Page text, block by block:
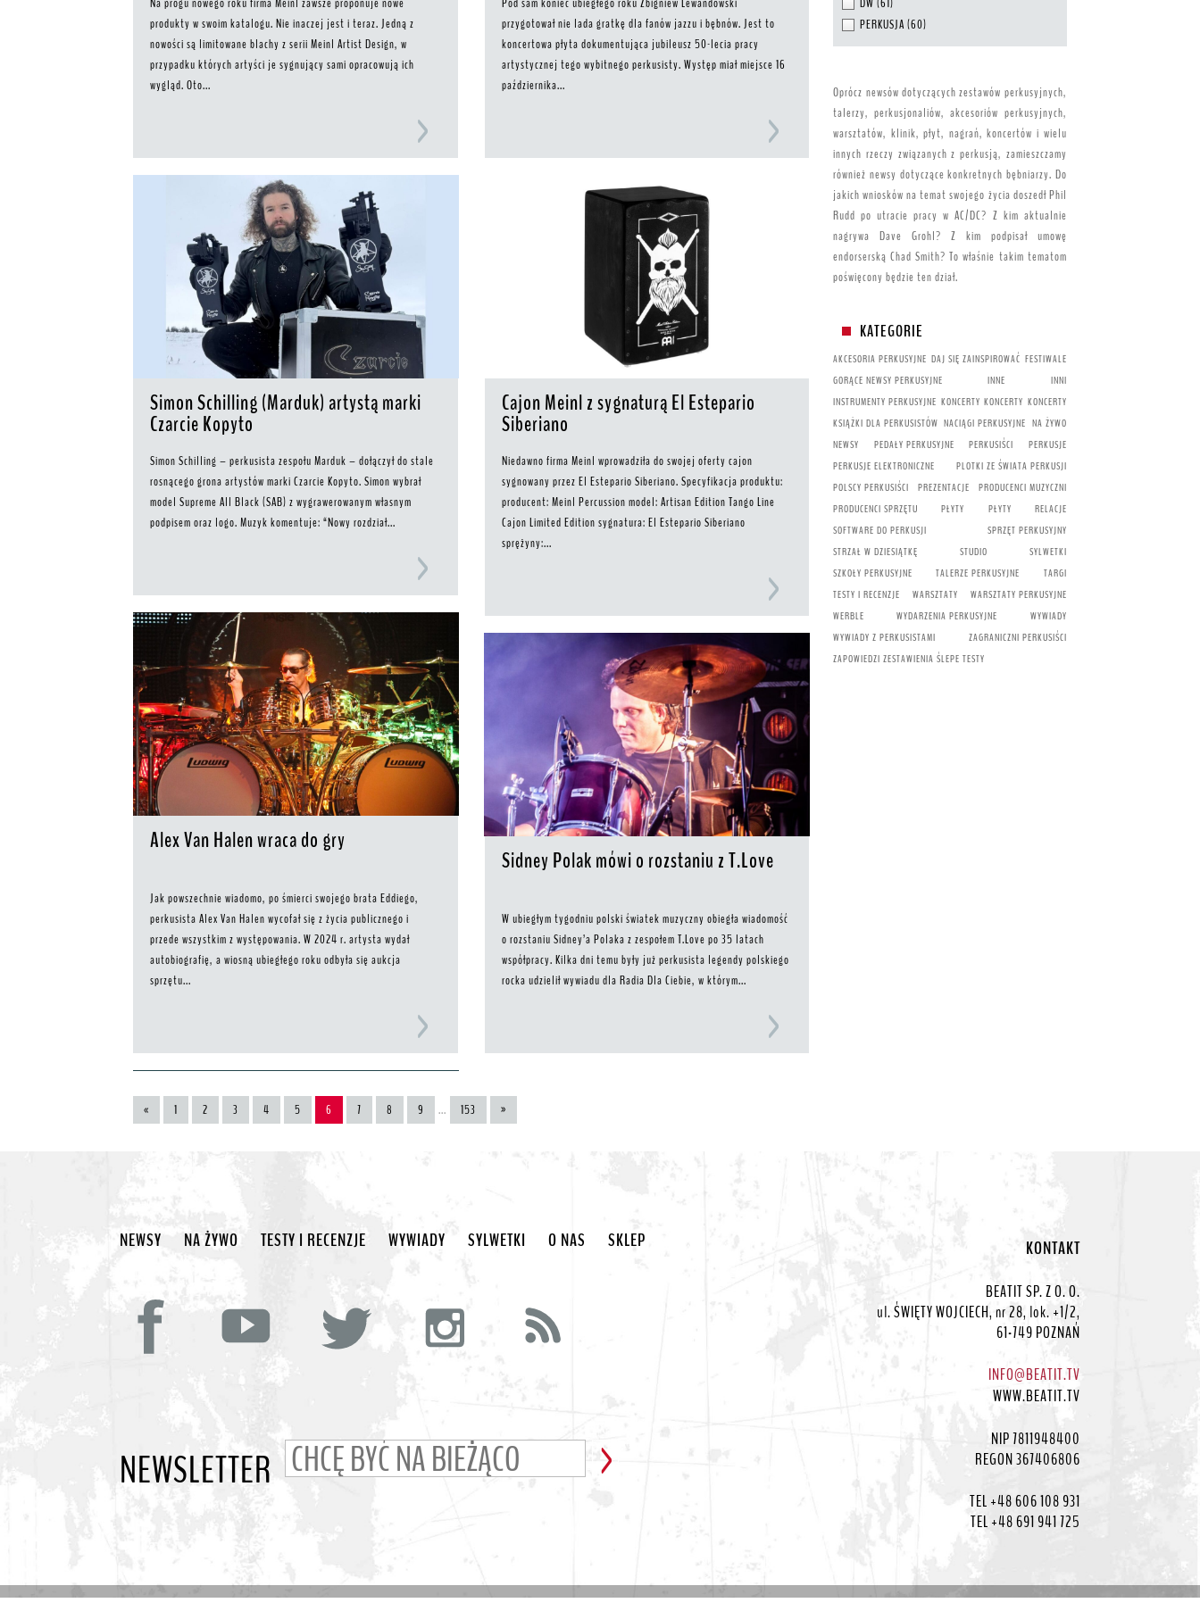
Na progu nowego roku firma Meinl zawsze proponuje nowe
produkty w swoim katalogu. Nie inaczej jest i teraz. Jedną z
nowości są limitowane blachy z serii Meinl Artist Design, w
przypadku których artyści je sygnujący sami opracowują ich
wygląd. Oto...
Simon Schilling (Marduk) artystą marki
Czarcie Kopyto
Simon Schilling – perkusista zespołu Marduk – dołączył do stale
rosnącego grona artystów marki Czarcie Kopyto. Simon wybrał
model Supreme All Black (SAB) z wygrawerowanym własnym
podpisem oraz logo. Muzyk komentuje: “Nowy rozdział...
Alex Van Halen wraca do gry
Jak powszechnie wiadomo, po śmierci swojego brata Eddiego,
perkusista Alex Van Halen wycofał się z życia publicznego i
przede wszystkim z występowania. W 2024 r. artysta wydał
autobiografię, a wiosną ubiegłego roku odbyła się aukcja
sprzętu...
Pod sam koniec ubiegłego roku Zbigniew Lewandowski
przygotował nie lada gratkę dla fanów jazzu i bębnów. Jest to
koncertowa płyta dokumentująca jubileusz 50-lecia pracy
artystycznej tego wybitnego perkusisty. Występ miał miejsce 16
października...
Cajon Meinl z sygnaturą El Estepario
Siberiano
Niedawno firma Meinl wprowadziła do swojej oferty cajon
sygnowany przez El Estepario Siberiano. Specyfikacja produktu:
producent: Meinl Percussion model: Artisan Edition Tango Line
Cajon Limited Edition sygnatura: El Estepario Siberiano
sprężyny:...
Sidney Polak mówi o rozstaniu z T.Love
W ubiegłym tygodniu polski światek muzyczny obiegła wiadomość
o rozstaniu Sidney’a Polaka z zespołem T.Love po 35 latach
współpracy. Kilka dni temu były już perkusista legendy polskiego
rocka udzielił wywiadu dla Radia Dla Ciebie, w którym...
« 1 2 3 4 5 6 7 8 9 ... 153 »
DW(61)
PERKUSJA(60)
Oprócz newsów dotyczących zestawów perkusyjnych,
talerzy, perkusjonaliów, akcesoriów perkusyjnych,
warsztatów, klinik, płyt, nagrań, koncertów i wielu
innych rzeczy związanych z perkusją, zamieszczamy
również newsy dotyczące konkretnych bębniarzy. Do
jakich wniosków na temat swojego życia doszedł Phil
Rudd po utracie pracy w AC/DC? Z kim aktualnie
nagrywa Dave Grohl? Z kim podpisał umowę
endorserską Chad Smith? To właśnie takim tematom
poświęcony będzie ten dział.
KATEGORIE
AKCESORIA PERKUSYJNE DAJ SIĘ ZAINSPIROWAĆ FESTIWALE
GORĄCE NEWSY PERKUSYJNE
INNE
INNI
INSTRUMENTY PERKUSYJNE KONCERTY KONCERTY KONCERTY
KSIĄŻKI DLA PERKUSISTÓW NACIĄGI PERKUSYJNE NA ŻYWO
NEWSY
PEDAŁY PERKUSYJNE PERKUSIŚCI
PERKUSJE
PERKUSJE ELEKTRONICZNE
PLOTKI ZE ŚWIATA PERKUSJI
POLSCY PERKUSIŚCI
PREZENTACJE
PRODUCENCI MUZYCZNI
PRODUCENCI SPRZĘTU
PŁYTY PŁYTY
RELACJE
SOFTWARE DO PERKUSJI
SPRZĘT PERKUSYJNY
STRZAŁ W DZIESIĄTKĘ
STUDIO
SYLWETKI
SZKOŁY PERKUSYJNE
TALERZE PERKUSYJNE
TARGI
TESTY I RECENZJE
WARSZTATY
WARSZTATY PERKUSYJNE
WERBLE
WYDARZENIA PERKUSYJNE
WYWIADY
WYWIADY Z PERKUSISTAMI
ZAGRANICZNI PERKUSIŚCI
ZAPOWIEDZI ZESTAWIENIA ŚLEPE TESTY
NEWSY NA ŻYWO TESTY I RECENZJE WYWIADY SYLWETKI O NAS SKLEP
NEWSLETTER
KONTAKT
BEATIT SP. Z O. O.
ul. ŚWIĘTY WOJCIECH, nr 28, lok. +1/2,
61-749 POZNAŃ
INFO@BEATIT.TV
WWW.BEATIT.TV
NIP 7811948400
REGON 367406806
TEL +48 606 108 931
TEL +48 691 941 725